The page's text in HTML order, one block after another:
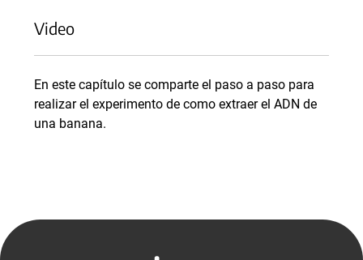
Video
En este capítulo se comparte el paso a paso para
realizar el experimento de como extraer el ADN de
una banana.